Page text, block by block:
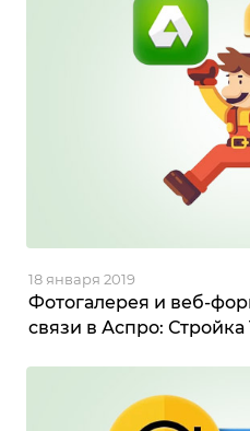
Фотогалерея и веб-
связи в Аспро: Стройка
18 января 2019